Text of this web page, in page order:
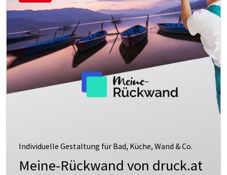
Individuelle Gestaltung für Bad, Küche, Wand & Co.
Meine-Rückwand von druck.at